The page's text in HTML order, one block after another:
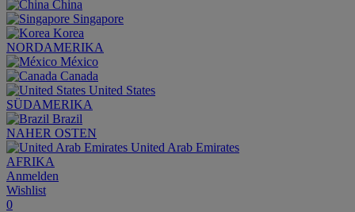
China
Singapore
Korea
NORDAMERIKA
México
Canada
United States
SÜDAMERIKA
Brazil
NAHER OSTEN
United Arab Emirates
AFRIKA
Anmelden
Wishlist
0